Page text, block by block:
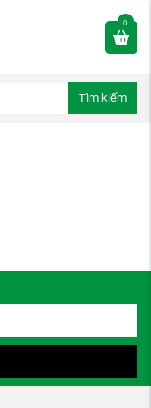
0
Tìm kiếm